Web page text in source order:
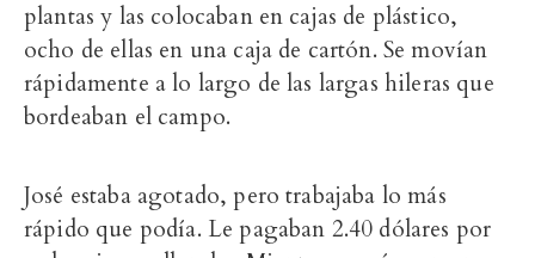
plantas y las colocaban en cajas de plástico,
ocho de ellas en una caja de cartón. Se movían
rápidamente a lo largo de las largas hileras que
bordeaban el campo.
José estaba agotado, pero trabajaba lo más
rápido que podía. Le pagaban 2.40 dólares por